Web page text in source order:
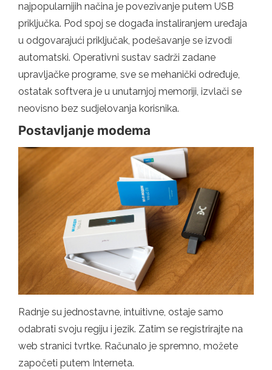
najpopularnijih načina je povezivanje putem USB
priključka. Pod spoj se događa instaliranjem uređaja
u odgovarajući priključak, podešavanje se izvodi
automatski. Operativni sustav sadrži zadane
upravljačke programe, sve se mehanički određuje,
ostatak softvera je u unutarnjoj memoriji, izvlači se
neovisno bez sudjelovanja korisnika.
Postavljanje modema
Radnje su jednostavne, intuitivne, ostaje samo
odabrati svoju regiju i jezik. Zatim se registrirajte na
web stranici tvrtke. Računalo je spremno, možete
započeti putem Interneta.